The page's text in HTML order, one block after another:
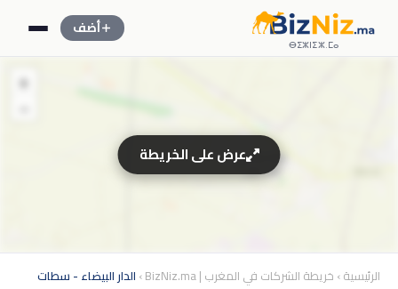
ⴱⵉⵣⵏⵉⵣ.ⵎⴰ
أضف
الرئيسية› خريطة الشركات في المغرب | BizNiz.ma › الدار البيضاء - سطات
+
عرض على الخريطة